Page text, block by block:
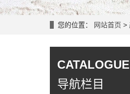
您的位置： 网站首页 >
CATALOGUE
导航栏目